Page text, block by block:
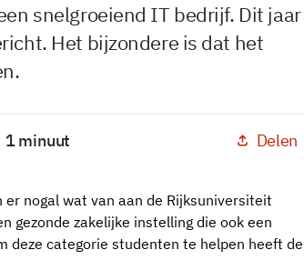
snelgroeiend IT bedrijf. Dit jaar
Het bijzondere is dat het
1 minuut Delen
nogal wat van aan de Rijksuniversiteit
gezonde zakelijke instelling die ook een
deze categorie studenten te helpen heeft de